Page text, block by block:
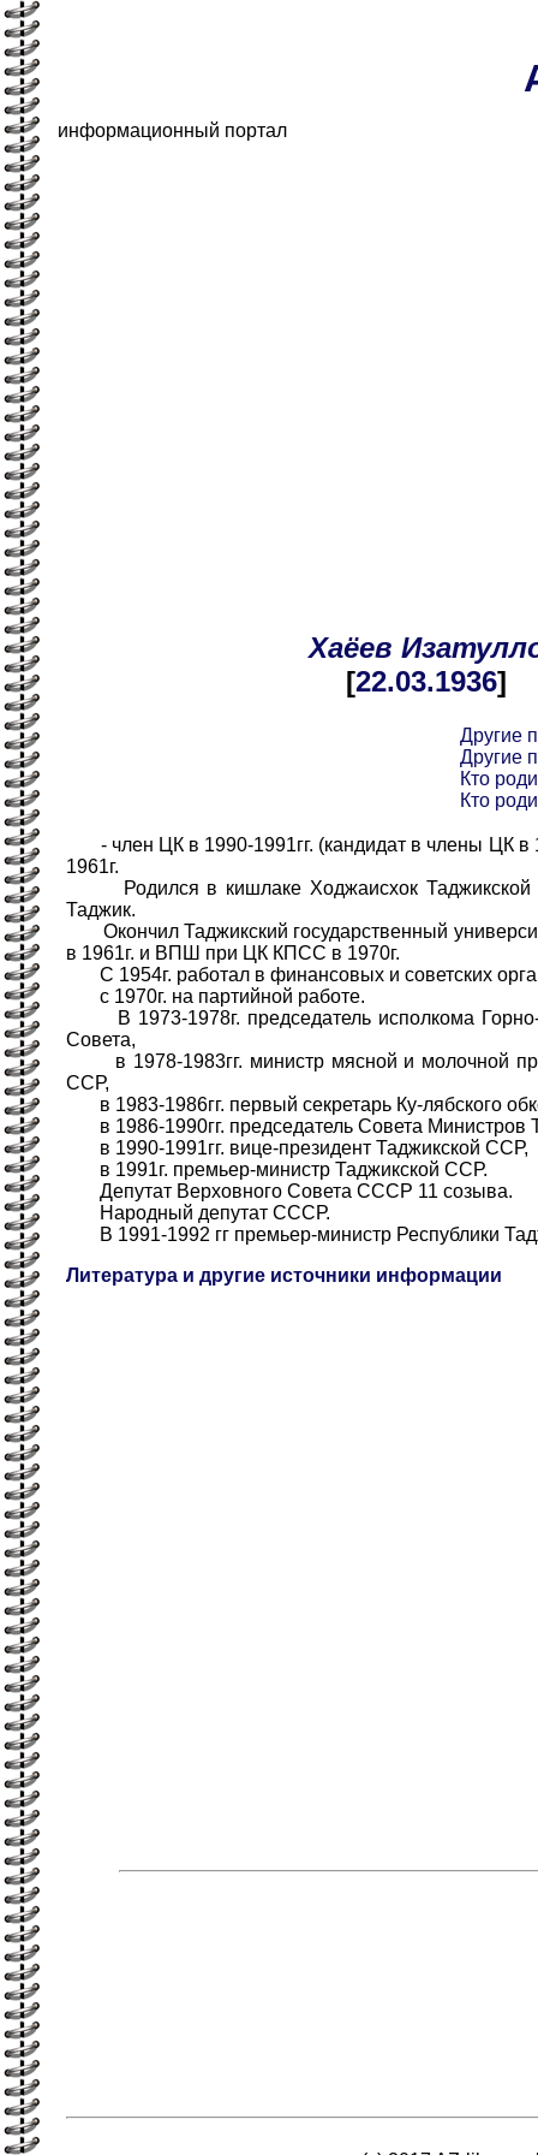
информационный портал
Хаёев
[22.03.1936]
Другие
Другие
Кто
Кто
- член ЦК в 1990-1991гг. (кандидат в члены ЦК в
1961г.
Родился в кишлаке Ходжаисхок Таджикской
Таджик.
Окончил Таджикский государственный
в 1961г. и ВПШ при ЦК КПСС в 1970г.
С 1954г. работал в финансовых и советских
с 1970г. на партийной работе.
В 1973-1978г. председатель исполкома Горно-
Совета,
в 1978-1983гг. министр мясной и молочной
ССР,
в 1983-1986гг. первый секретарь Ку-лябского
в 1986-1990гг. председатель Совета Министров
в 1990-1991гг. вице-президент Таджикской ССР,
в 1991г. премьер-министр Таджикской ССР.
Депутат Верховного Совета СССР 11 созыва.
Народный депутат СССР.
В 1991-1992 гг премьер-министр Республики
Литература и другие источники информации